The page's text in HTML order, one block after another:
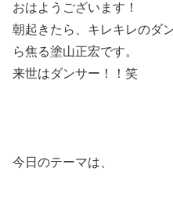
おはようございます！
朝起きたら、キレキレのダ
ら焦る塗山正宏です。
来世はダンサー！！笑
今日のテーマは、